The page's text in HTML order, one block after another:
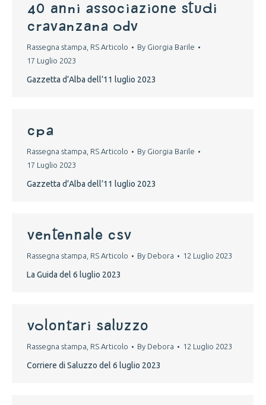
40 ANNI ASSOCIAZIONE STUDI
CRAVANZANA ODV
Rassegna stampa RS Articolo By Giorgia Barile
17 Luglio 2023
Gazzetta d’Alba dell’11 luglio 2023
CPA
Rassegna stampa RS Articolo By Giorgia Barile
17 Luglio 2023
Gazzetta d’Alba dell’11 luglio 2023
Ventennale Csv
Rassegna stampa RS Articolo By Debora 12 Luglio 2023
La Guida del 6 luglio 2023
Volontari Saluzzo
Rassegna stampa RS Articolo By Debora 12 Luglio 2023
Corriere di Saluzzo del 6 luglio 2023